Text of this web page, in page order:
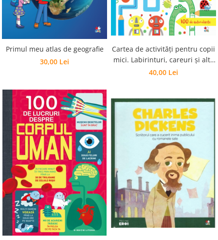
Editura Pandora M
Editura Portocala Albastră
Editura Scriptum
Editura Sophia
Editura Vellant
Editura Verba
Primul meu atlas de geografie
30,00 Lei
Cartea de activități pentru copii
mici. Labirinturi, careuri și alte
jocuri amuzante
40,00 Lei